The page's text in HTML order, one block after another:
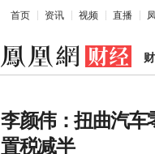
首页 资讯 视频 直播
李颜伟：扭曲汽车
置税减半